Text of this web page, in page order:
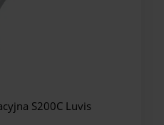
S200C Luvis